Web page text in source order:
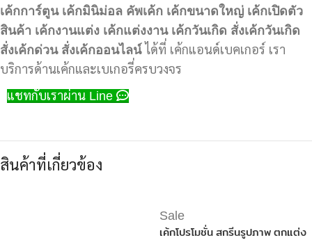
เค้กการ์ตูน เค้กมินิม่อล คัพเค้ก เค้กขนาดใหญ่ เค้กเปิดตัว
สินค้า เค้กงานแต่ง เค้กแต่งงาน เค้กวันเกิด สั่งเค้กวันเกิด
สั่งเค้กด่วน สั่งเค้กออนไลน์ได้ที่ เค้กแอนด์เบคเกอร์ เรา
บริการด้านเค้กและเบเกอรี่ครบวงจร
แชทกับเราผ่าน Line
สินค้าที่เกี่ยวข้อง
Sale
เค้กโปรโมชั่น สกรีนรูปภาพ ตกแต่ง